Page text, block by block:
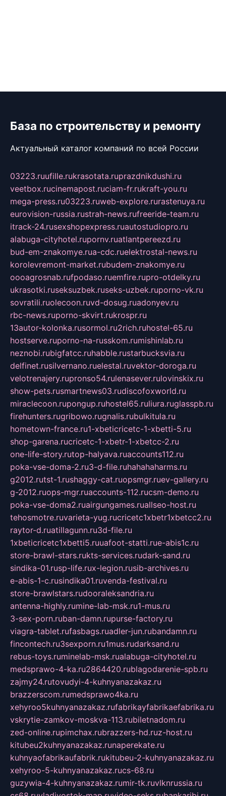
База по строительству и ремонту
Актуальный каталог компаний по всей России
03223.ruufille.rukrasotata.ruprazdnikdushi.ru
veetbox.rucinemapost.ruciam-fr.rukraft-you.ru
mega-press.ru03223.ruweb-explore.rurastenuya.ru
eurovision-russia.rustrah-news.rufreeride-team.ru
itrack-24.rusexshopexpress.ruautostudiopro.ru
alabuga-cityhotel.rupornv.ruatlantpereezd.ru
bud-em-znakomye.rua-cdc.ruelektrostal-news.ru
korolevremont-market.rubudem-znakomye.ru
oooagrosnab.rufpodaso.ruemfire.rupro-otdelky.ru
ukrasotki.ruseksuzbek.ruseks-uzbek.ruporno-vk.ru
sovratili.ruolecoon.ruvd-dosug.ruadonyev.ru
rbc-news.ruporno-skvirt.rukrospr.ru
13autor-kolonka.rusormol.ru2rich.ruhostel-65.ru
hostserve.ruporno-na-russkom.rumishinlab.ru
neznobi.rubigfatcc.ruhabble.rustarbucksvia.ru
delfinet.rusilvernano.ruelestal.ruvektor-doroga.ru
velotrenajery.rupronso54.rulenasever.rulovinskix.ru
show-pets.rusmartnews03.rudiscofoxworld.ru
miraclecoon.rupongup.ruhostel65.ruliura.ruglasspb.ru
firehunters.rugribowo.rugnalis.rubulkitula.ru
hometown-france.ru1-xbeticricetc-1-xbetti-5.ru
shop-garena.rucricetc-1-xbetr-1-xbetcc-2.ru
one-life-story.rutop-halyava.ruaccounts112.ru
poka-vse-doma-2.ru3-d-file.ruhahahaharms.ru
g2012.rutst-1.rushaggy-cat.ruopsmgr.ruev-gallery.ru
g-2012.ruops-mgr.ruaccounts-112.rucsm-demo.ru
poka-vse-doma2.ruairgungames.ruallseo-host.ru
tehosmotre.ruvarieta-yug.rucricetc1xbetr1xbetcc2.ru
raytor-d.ruatillagunn.ru3d-file.ru
1xbeticricetc1xbetti5.ruuafoot-statti.rue-abis1c.ru
store-brawl-stars.rukts-services.rudark-sand.ru
sindika-01.rusp-life.rux-legion.rusib-archives.ru
e-abis-1-c.rusindika01.ruvenda-festival.ru
store-brawlstars.rudooraleksandria.ru
antenna-highly.rumine-lab-msk.ru1-mus.ru
3-sex-porn.ruban-damn.rupurse-factory.ru
viagra-tablet.rufasbags.ruadler-jun.rubandamn.ru
fincontech.ru3sexporn.ru1mus.rudarksand.ru
rebus-toys.ruminelab-msk.rualabuga-cityhotel.ru
medsprawo-4-ka.ru2864420.rublagodarenie-spb.ru
zajmy24.rutovudyi-4-kuhnyanazakaz.ru
brazzerscom.rumedsprawo4ka.ru
xehyroo5kuhnyanazakaz.rufabrikayfabrikaefabrika.ru
vskrytie-zamkov-moskva-113.rubiletnadom.ru
zed-online.rupimchax.rubrazzers-hd.ruz-host.ru
kitubeu2kuhnyanazakaz.runaperekate.ru
kuhnyaofabrikaufabrik.rukitubeu-2-kuhnyanazakaz.ru
xehyroo-5-kuhnyanazakaz.rucs-68.ru
guzywia-4-kuhnyanazakaz.rumir-tk.ruvlknrussia.ru